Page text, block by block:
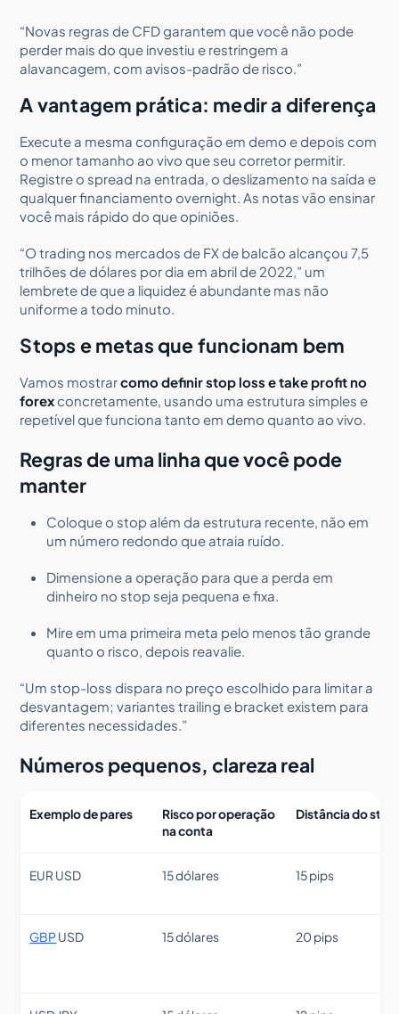
“Novas regras de CFD garantem que você não pode
perder mais do que investiu e restringem a
alavancagem, com avisos-padrão de risco.”
A vantagem prática: medir a diferença
Execute a mesma configuração em demo e depois com
o menor tamanho ao vivo que seu corretor permitir.
Registre o spread na entrada, o deslizamento na saída e
qualquer financiamento overnight. As notas vão ensinar
você mais rápido do que opiniões.
“O trading nos mercados de FX de balcão alcançou 7,5
trilhões de dólares por dia em abril de 2022,” um
lembrete de que a liquidez é abundante mas não
uniforme a todo minuto.
Stops e metas que funcionam bem
Vamos mostrarcomo definir stop loss e take profit no
forex concretamente, usando uma estrutura simples e
repetível que funciona tanto em demo quanto ao vivo.
Regras de uma linha que você pode
manter
Coloque o stop além da estrutura recente, não em
um número redondo que atraia ruído.
Dimensione a operação para que a perda em
dinheiro no stop seja pequena e fixa.
Mire em uma primeira meta pelo menos tão grande
quanto o risco, depois reavalie.
“Um stop-loss dispara no preço escolhido para limitar a
desvantagem; variantes trailing e bracket existem para
diferentes necessidades.”
Números pequenos, clareza real
Exemplo de pares
Risco por operação
na conta
Distância do stop
EUR USD 15 dólares 15 pips
GBP USD 15 dólares 20 pips